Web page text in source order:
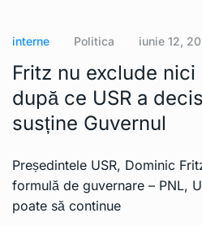
interne Politica iunie 12,
Fritz nu exclude
după ce USR a
susține Guvernul
Președintele USR, Dominic
formulă de guvernare – PNL,
poate să continue